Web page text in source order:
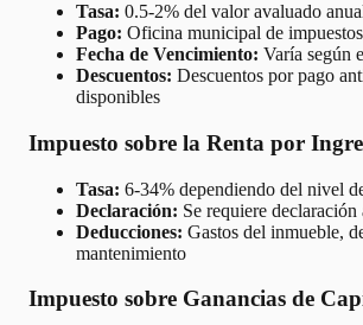
Tasa: 0.5-2% del valor avaluado
Pago: Oficina municipal de impuestos
Fecha de Vencimiento: Varía según
Descuentos: Descuentos por pago
disponibles
Impuesto sobre la Renta por
Tasa: 6-34% dependiendo del nivel
Declaración: Se requiere
Deducciones: Gastos del inmueble,
mantenimiento
Impuesto sobre Ganancias de